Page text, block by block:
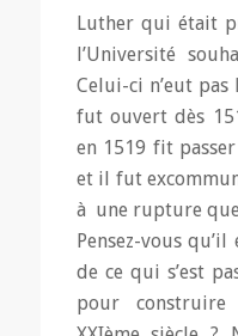
Luther qui était
l’Université
Celui-ci n’eut
fut ouvert dès
en 1519 fit
et il fut
à une rupture
Pensez-vous
de ce qui s’est
pour construire